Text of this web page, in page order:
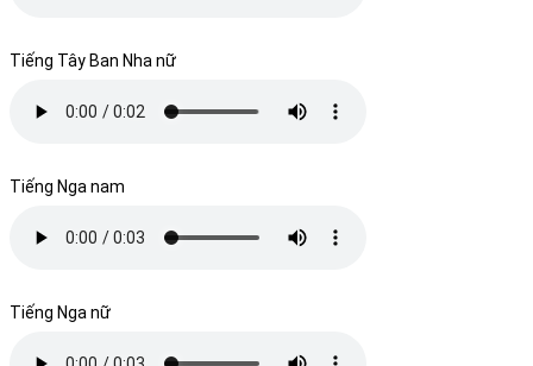
Tiếng Tây Ban Nha nữ
Tiếng Nga nam
Tiếng Nga nữ